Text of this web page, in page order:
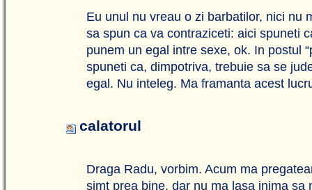
Eu unul nu vreau o zi barbatilor, nici nu
sa spun ca va contraziceti: aici spuneti
punem un egal intre sexe, ok. In postul
spuneti ca, dimpotriva, trebuie sa se
egal. Nu inteleg. Ma framanta acest
calatorul
Draga Radu, vorbim. Acum ma
simt prea bine, dar nu ma lasa inima sa